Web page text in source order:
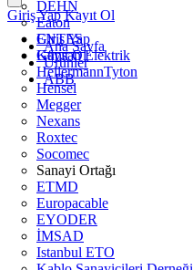
DEHN
Eaton
ENTES
Günsan Elektrik
HellermannTyton
Hensel
Megger
Nexans
Roxtec
Socomec
Sanayi Ortağı
ETMD
Europacable
EYODER
İMSAD
Istanbul ETO
Giriş Yap
Kayıt Ol
Giriş Yap Kayıt Ol
Ana Sayfa
Ürünler
ABB